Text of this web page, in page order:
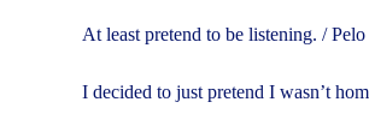
At least pretend to be listening. /
I decided to just pretend I wasn’t